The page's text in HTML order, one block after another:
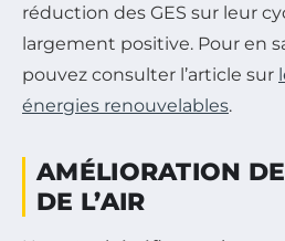
réduction des GES sur leur
largement positive. Pour en
pouvez consulter l’article sur
énergies renouvelables.
AMÉLIORATION
DE L’AIR